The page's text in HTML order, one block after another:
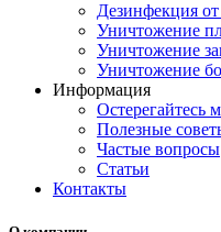
Дезинфекция
Уничтожение
Уничтожение
Уничтожение
Информация
Остерегайтесь
Полезные
Частые вопросы
Статьи
Контакты